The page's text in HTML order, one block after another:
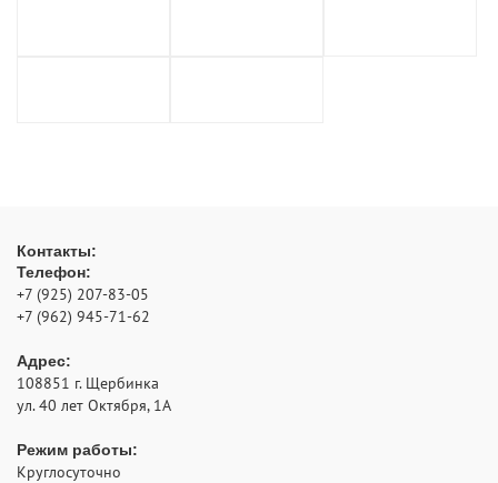
Контакты:
Телефон:
+7 (925) 207-83-05
+7 (962) 945-71-62
Адрес:
108851 г. Щербинка
ул. 40 лет Октября, 1А
Режим работы:
Круглосуточно